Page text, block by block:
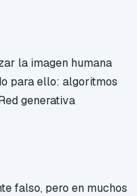
la imagen humana
para ello: algoritmos
generativa
falso, pero en muchos